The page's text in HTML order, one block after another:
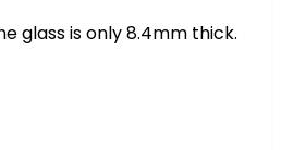
glass is only 8.4mm thick.